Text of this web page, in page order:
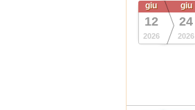
giu
12
2026
giu
24
2026